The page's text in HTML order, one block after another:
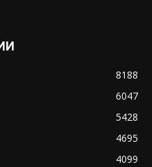
8188
6047
5428
4695
4099